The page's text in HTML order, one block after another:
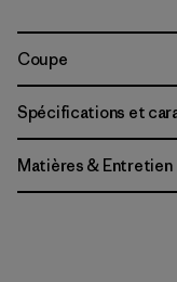
Coupe
Spécifications et
Matières & Entretien